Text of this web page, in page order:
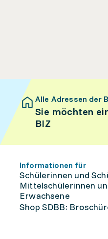
Alle Adressen der
Sie möchten
BIZ
Informationen für
Schülerinnen und
Mittelschülerinnen
Erwachsene
Shop SDBB: